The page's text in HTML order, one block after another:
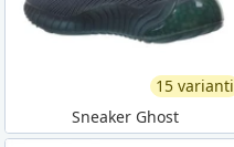
15 varianti
Sneaker Ghost